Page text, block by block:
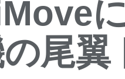
尾翼